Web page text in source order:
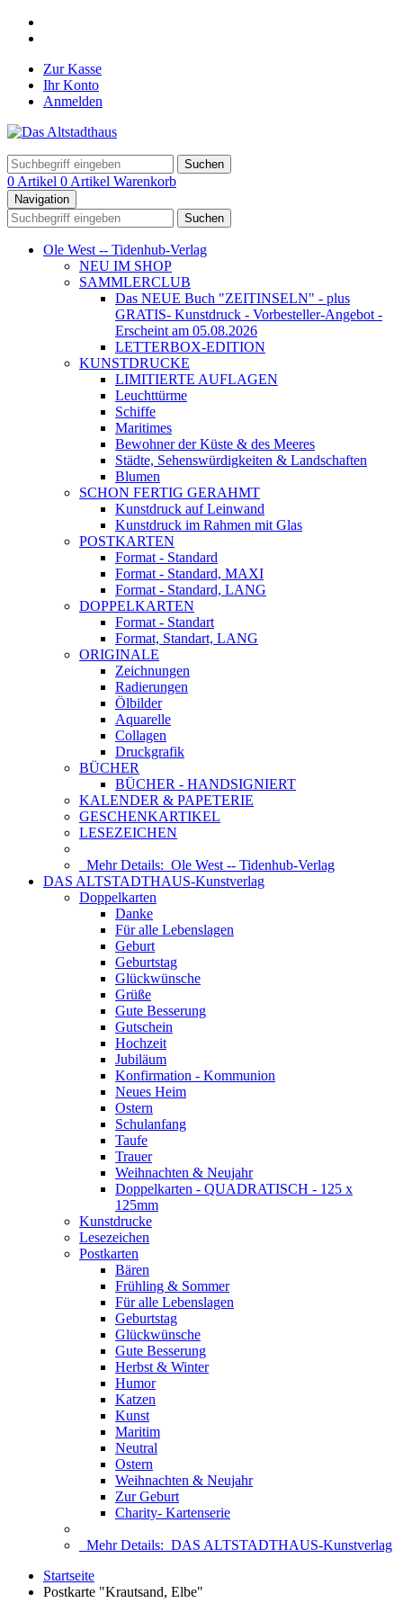
Zur Kasse
Ihr Konto
Anmelden
Suchen
0 Artikel 0 Artikel Warenkorb
Navigation
Suchen
Ole West -- Tidenhub-Verlag
NEU IM SHOP
SAMMLERCLUB
Das NEUE Buch "ZEITINSELN" - plus
GRATIS- Kunstdruck - Vorbesteller-Angebot -
Erscheint am 05.08.2026
LETTERBOX-EDITION
KUNSTDRUCKE
LIMITIERTE AUFLAGEN
Leuchttürme
Schiffe
Maritimes
Bewohner der Küste & des Meeres
Städte, Sehenswürdigkeiten & Landschaften
Blumen
SCHON FERTIG GERAHMT
Kunstdruck auf Leinwand
Kunstdruck im Rahmen mit Glas
POSTKARTEN
Format - Standard
Format - Standard, MAXI
Format - Standard, LANG
DOPPELKARTEN
Format - Standart
Format, Standart, LANG
ORIGINALE
Zeichnungen
Radierungen
Ölbilder
Aquarelle
Collagen
Druckgrafik
BÜCHER
BÜCHER - HANDSIGNIERT
KALENDER & PAPETERIE
GESCHENKARTIKEL
LESEZEICHEN
Mehr Details: Ole West -- Tidenhub-Verlag
DAS ALTSTADTHAUS-Kunstverlag
Doppelkarten
Danke
Für alle Lebenslagen
Geburt
Geburtstag
Glückwünsche
Grüße
Gute Besserung
Gutschein
Hochzeit
Jubiläum
Konfirmation - Kommunion
Neues Heim
Ostern
Schulanfang
Taufe
Trauer
Weihnachten & Neujahr
Doppelkarten - QUADRATISCH - 125 x
125mm
Kunstdrucke
Lesezeichen
Postkarten
Bären
Frühling & Sommer
Für alle Lebenslagen
Geburtstag
Glückwünsche
Gute Besserung
Herbst & Winter
Humor
Katzen
Kunst
Maritim
Neutral
Ostern
Weihnachten & Neujahr
Zur Geburt
Charity- Kartenserie
Mehr Details: DAS ALTSTADTHAUS-Kunstverlag
Startseite
Postkarte "Krautsand, Elbe"